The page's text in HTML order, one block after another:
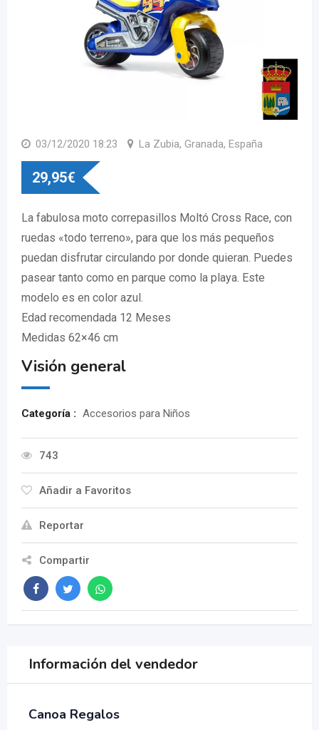
03/12/2020 18:23 La Zubia, Granada, España
29,95€
La fabulosa moto correpasillos Moltó Cross Race, con
ruedas «todo terreno», para que los más pequeños
puedan disfrutar circulando por donde quieran. Puedes
pasear tanto como en parque como la playa. Este
modelo es en color azul.
Edad recomendada 12 Meses
Medidas 62×46 cm
Visión general
Categoría : Accesorios para Niños
743
Añadir a Favoritos
Reportar
Compartir
Información del vendedor
Canoa Regalos